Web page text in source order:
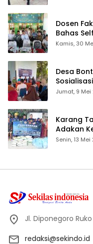
Dosen
Bahas
Ijtima
Kamis, 30
Desa
ID
Jumat, 9 Mei
Karang
Adakan
Dhuafa
Senin, 13
Jl. Diponegoro
redaksi@sekindo.id